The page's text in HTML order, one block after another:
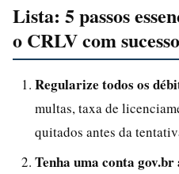
Lista: 5 passos
o CRLV com sucesso
Regularize todos os
multas, taxa de
quitados antes da
Tenha uma conta